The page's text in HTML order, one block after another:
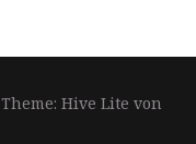
Theme: Hive Lite von